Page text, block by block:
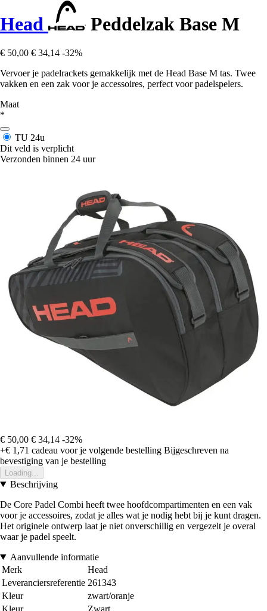
Head Peddelzak Base M
€ 50,00 € 34,14 -32%
Vervoer je padelrackets gemakkelijk met de Head Base M tas. Twee
vakken en een zak voor je accessoires, perfect voor padelspelers.
Maat
*
TU 24u
Dit veld is verplicht
Verzonden binnen 24 uur
€ 50,00 € 34,14 -32%
+€ 1,71 cadeau voor je volgende bestelling Bijgeschreven na
bevestiging van je bestelling
Loading...
Beschrijving
De Core Padel Combi heeft twee hoofdcompartimenten en een vak
voor je accessoires, zodat je alles wat je nodig hebt bij je kunt dragen.
Het originele ontwerp laat je niet onverschillig en vergezelt je overal
waar je padel speelt.
Aanvullende informatie
Merk
Head
Leveranciersreferentie 261343
Kleur
zwart/oranje
Kleur
Zwart